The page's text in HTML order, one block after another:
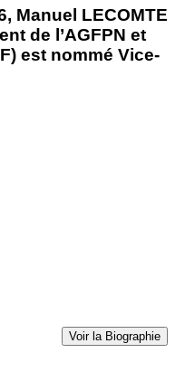
Manuel LECOMTE
de l’AGFPN et
est nommé Vice-
Voir la Biographie